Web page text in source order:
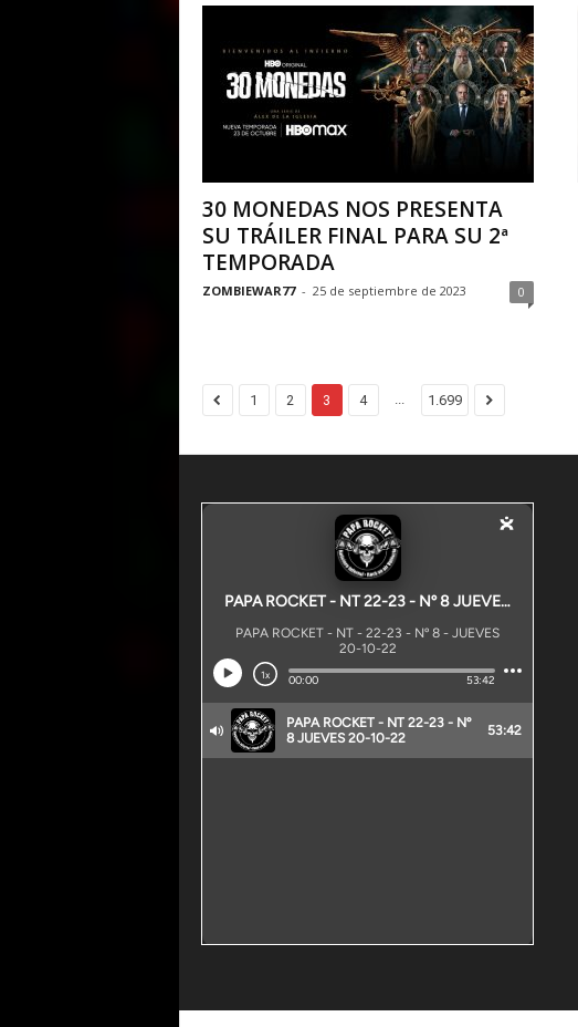
30 MONEDAS NOS PRESENTA
SU TRÁILER FINAL PARA SU 2ª
TEMPORADA
ZOMBIEWAR77 - 25 de septiembre de 2023 0
1 2 3 4 ... 1.699